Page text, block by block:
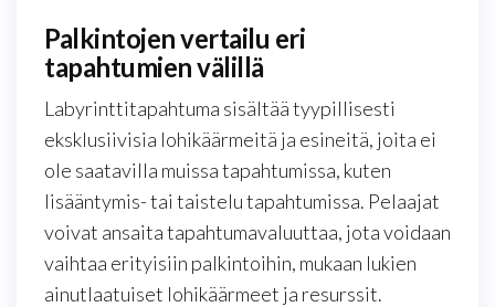
Palkintojen vertailu eri
tapahtumien välillä
Labyrinttitapahtuma sisältää tyypillisesti
eksklusiivisia lohikäärmeitä ja esineitä, joita ei
ole saatavilla muissa tapahtumissa, kuten
lisääntymis- tai taistelu tapahtumissa. Pelaajat
voivat ansaita tapahtumavaluuttaa, jota voidaan
vaihtaa erityisiin palkintoihin, mukaan lukien
ainutlaatuiset lohikäärmeet ja resurssit.